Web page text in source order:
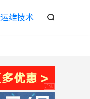
运维技术 